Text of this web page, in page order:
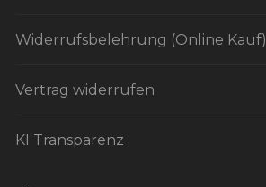
Widerrufsbelehrung (Online Kauf)
Vertrag widerrufen
KI Transparenz